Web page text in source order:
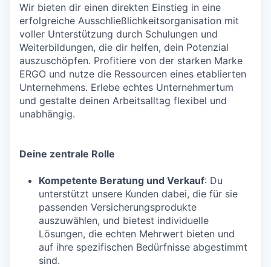
Wir bieten dir einen direkten Einstieg in eine
erfolgreiche Ausschließlichkeitsorganisation mit
voller Unterstützung durch Schulungen und
Weiterbildungen, die dir helfen, dein Potenzial
auszuschöpfen. Profitiere von der starken Marke
ERGO und nutze die Ressourcen eines etablierten
Unternehmens. Erlebe echtes Unternehmertum
und gestalte deinen Arbeitsalltag flexibel und
unabhängig.
Deine zentrale Rolle
Kompetente Beratung und Verkauf: Du
unterstützt unsere Kunden dabei, die für sie
passenden Versicherungsprodukte
auszuwählen, und bietest individuelle
Lösungen, die echten Mehrwert bieten und
auf ihre spezifischen Bedürfnisse abgestimmt
sind.